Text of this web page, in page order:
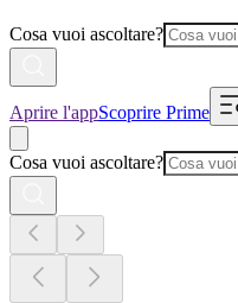
Cosa vuoi ascoltare?
Aprire l'appScoprire Prime
Cosa vuoi ascoltare?